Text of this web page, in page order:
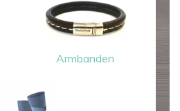
Armbanden